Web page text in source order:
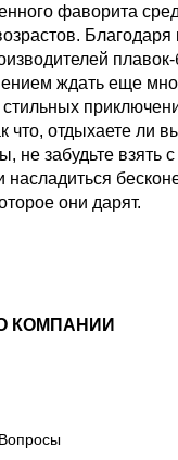
фаворита
Благодаря
ждать еще
что, отдыхаете ли
не забудьте взять
насладиться
они дарят.
КОМПАНИИ